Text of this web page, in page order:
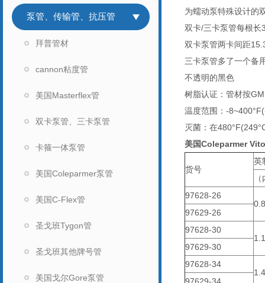
泵管、传输管、抗压管
拜普管材
cannon粘度管
美国Masterflex管
双卡泵管、三卡泵管
卡箍一体泵管
美国Coleparmer泵管
美国C-Flex管
圣戈班Tygon管
圣戈班其他牌号管
美国戈尔Gore泵管
为蠕动泵特殊设计的
双卡/三卡泵管每根长
双卡泵管两卡间距
三卡泵管多了一个备
不透明的黑色
树脂认证：管材按
温度范围：-
灭菌：在
美国Coleparmer
货号
英
97628-26
97629-26
97628-30
97629-30
97628-34